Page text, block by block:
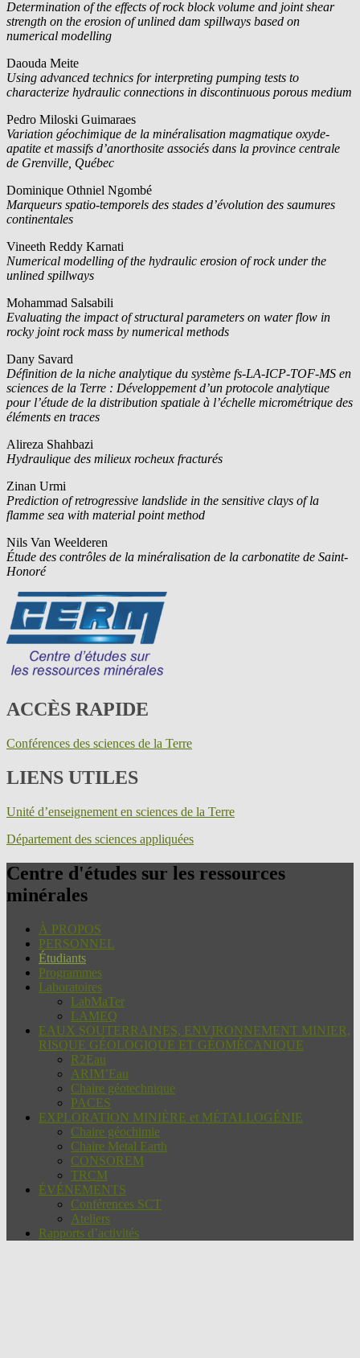
Determination of the effects of rock block volume and joint shear
strength on the erosion of unlined dam spillways based on
numerical modelling
Daouda Meite
Using advanced technics for interpreting pumping tests to
characterize hydraulic connections in discontinuous porous medium
Pedro Miloski Guimaraes
Variation géochimique de la minéralisation magmatique oxyde-
apatite et massifs d’anorthosite associés dans la province centrale
de Grenville, Québec
Dominique Othniel Ngombé
Marqueurs spatio-temporels des stades d’évolution des saumures
continentales
Vineeth Reddy Karnati
Numerical modelling of the hydraulic erosion of rock under the
unlined spillways
Mohammad Salsabili
Evaluating the impact of structural parameters on water flow in
rocky joint rock mass by numerical methods
Dany Savard
Définition de la niche analytique du système fs-LA-ICP-TOF-MS en
sciences de la Terre : Développement d’un protocole analytique
pour l’étude de la distribution spatiale à l’échelle micrométrique des
éléments en traces
Alireza Shahbazi
Hydraulique des milieux rocheux fracturés
Zinan Urmi
Prediction of retrogressive landslide in the sensitive clays of la
flamme sea with material point method
Nils Van Weelderen
Étude des contrôles de la minéralisation de la carbonatite de Saint-
Honoré
ACCÈS RAPIDE
Conférences des sciences de la Terre
LIENS UTILES
Unité d’enseignement en sciences de la Terre
Département des sciences appliquées
Centre d'études sur les ressources
minérales
À PROPOS
PERSONNEL
Étudiants
Programmes
Laboratoires
LabMaTer
LAMEQ
EAUX SOUTERRAINES, ENVIRONNEMENT MINIER,
RISQUE GÉOLOGIQUE ET GÉOMÉCANIQUE
R2Eau
ARIM’Eau
Chaire géotechnique
PACES
EXPLORATION MINIÈRE et MÉTALLOGÉNIE
Chaire géochimie
Chaire Metal Earth
CONSOREM
TRCM
ÉVÉNEMENTS
Conférences SCT
Ateliers
Rapports d’activités